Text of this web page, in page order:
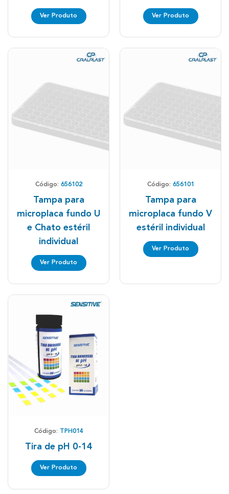
Ver Produto Ver Produto
Código: 656102
Tampa para
microplaca fundo U
e Chato estéril
individual
Ver Produto
Código: 656101
Tampa para
microplaca fundo V
estéril individual
Ver Produto
Código: TPH014
Tira de pH 0-14
Ver Produto